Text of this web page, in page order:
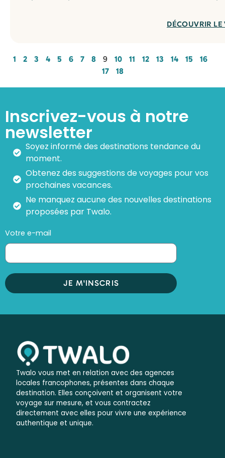
DÉCOUVRIR LE
1 2 3 4 5 6 7 8 9 10 11 12 13 14 15
16
17
18
Inscrivez-vous à notre
newsletter
Soyez informé des destinations tendance du
moment.
Obtenez des suggestions de voyages pour vos
prochaines vacances.
Ne manquez aucune des nouvelles destinations
proposées par Twalo.
Votre e-mail
JE M'INSCRIS
Twalo vous met en relation avec des agences
locales francophones, présentes dans chaque
destination. Elles conçoivent et organisent votre
voyage sur mesure, et vous contractez
directement avec elles pour vivre une expérience
authentique et unique.